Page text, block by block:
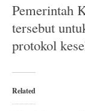
Pemerintah
tersebut
protokol
Related